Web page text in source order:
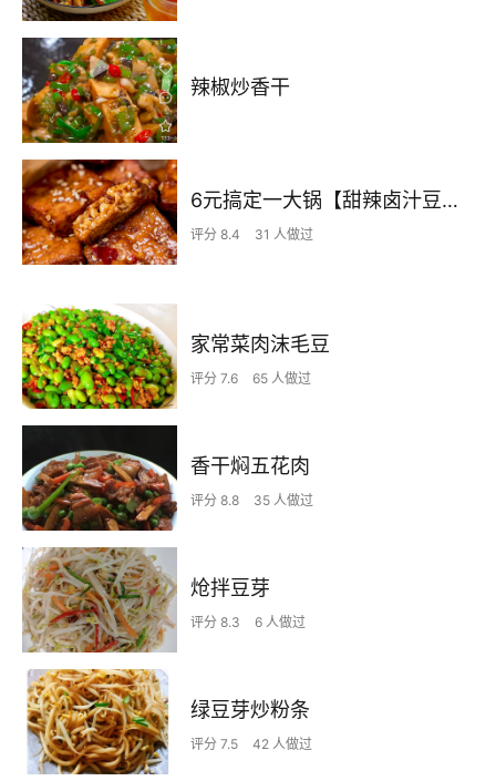
辣椒炒香干
6元搞定一大锅【甜辣卤汁豆干】，既能下酒还能下饭！
评分 8.4 31 人做过
家常菜肉沫毛豆
评分 7.6 65 人做过
香干焖五花肉
评分 8.8 35 人做过
炝拌豆芽
评分 8.3 6 人做过
绿豆芽炒粉条
评分 7.5 42 人做过